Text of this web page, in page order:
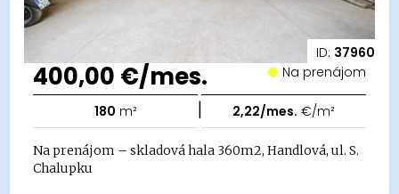
ID: 37960
400,00 €/mes. Na prenájom
180 m² | 2,22/mes. €/m²
Na prenájom – skladová hala 360m2, Handlová, ul. S.
Chalupku